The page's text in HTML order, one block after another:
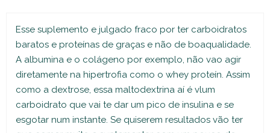
Esse suplemento e julgado fraco por ter carboidratos
baratos e proteínas de graças e não de boaqualidade.
A albumina e o colágeno por exemplo, não vao agir
diretamente na hipertrofia como o whey proteín. Assim
como a dextrose, essa maltodextrina aí é vlum
carboidrato que vai te dar um pico de insulina e se
esgotar num instante. Se quiserem resultados vão ter